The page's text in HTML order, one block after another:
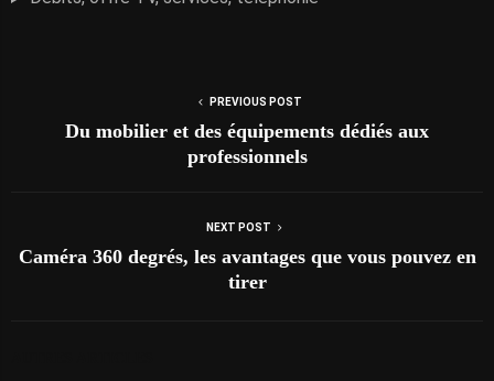
PREVIOUS POST
Du mobilier et des équipements dédiés aux
professionnels
NEXT POST
Caméra 360 degrés, les avantages que vous pouvez en
tirer